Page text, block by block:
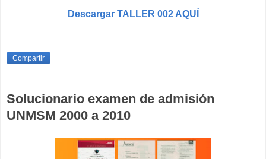
Descargar TALLER 002 AQUÍ
Compartir
Solucionario examen de admisión
UNMSM 2000 a 2010